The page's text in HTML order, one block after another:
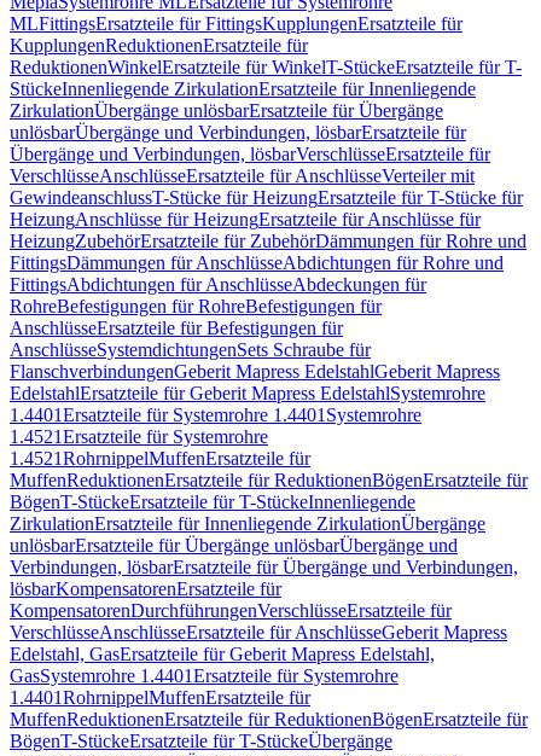
MLFittingsErsatzteile für FittingsKupplungenErsatzteile für
KupplungenReduktionenErsatzteile für
ReduktionenWinkelErsatzteile für WinkelT-StückeErsatzteile für T-
StückeInnenliegende ZirkulationErsatzteile für Innenliegende
ZirkulationÜbergänge unlösbarErsatzteile für Übergänge
unlösbarÜbergänge und Verbindungen, lösbarErsatzteile für
Übergänge und Verbindungen, lösbarVerschlüsseErsatzteile für
VerschlüsseAnschlüsseErsatzteile für AnschlüsseVerteiler mit
GewindeanschlussT-Stücke für HeizungErsatzteile für T-Stücke für
HeizungAnschlüsse für HeizungErsatzteile für Anschlüsse für
HeizungZubehörErsatzteile für ZubehörDämmungen für Rohre und
FittingsDämmungen für AnschlüsseAbdichtungen für Rohre und
FittingsAbdichtungen für AnschlüsseAbdeckungen für
RohreBefestigungen für RohreBefestigungen für
AnschlüsseErsatzteile für Befestigungen für
AnschlüsseSystemdichtungenSets Schraube für
FlanschverbindungenGeberit Mapress EdelstahlGeberit Mapress
EdelstahlErsatzteile für Geberit Mapress EdelstahlSystemrohre
1.4401Ersatzteile für Systemrohre 1.4401 Systemrohre
1.4521Ersatzteile für Systemrohre
1.4521RohrnippelMuffenErsatzteile für
MuffenReduktionenErsatzteile für ReduktionenBögenErsatzteile für
BögenT-StückeErsatzteile für T-StückeInnenliegende
ZirkulationErsatzteile für Innenliegende ZirkulationÜbergänge
unlösbarErsatzteile für Übergänge unlösbarÜbergänge und
Verbindungen, lösbarErsatzteile für Übergänge und Verbindungen,
lösbarKompensatorenErsatzteile für
KompensatorenDurchführungenVerschlüsseErsatzteile für
VerschlüsseAnschlüsseErsatzteile für AnschlüsseGeberit Mapress
Edelstahl, GasErsatzteile für Geberit Mapress Edelstahl,
GasSystemrohre 1.4401Ersatzteile für Systemrohre
1.4401RohrnippelMuffenErsatzteile für
MuffenReduktionenErsatzteile für ReduktionenBögenErsatzteile für
BögenT-StückeErsatzteile für T-StückeÜbergänge